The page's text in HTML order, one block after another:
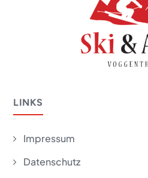
LINKS
5 Impressum
5 Datenschutz